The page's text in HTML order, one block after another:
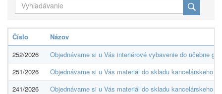
Číslo
Názov
252/2026
Objednávame si u Vás interiérové vybavenie do učebne
251/2026
Objednávame si u Vás materiál do skladu kancelárskeho
241/2026
Objednávame si u Vás materiál do skladu kancelárskeho